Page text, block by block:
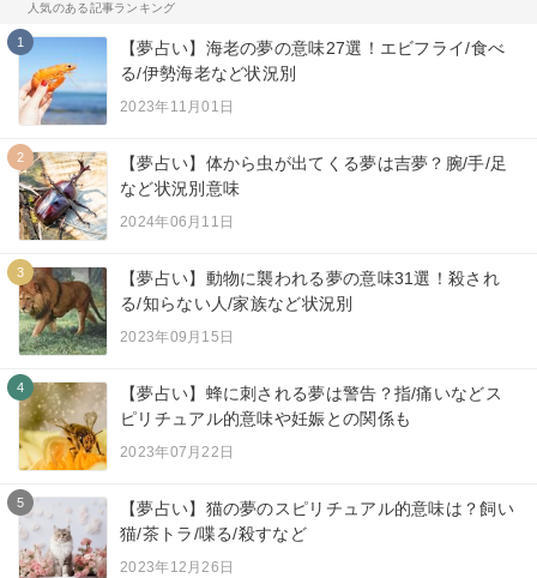
人気のある記事ランキング
1
【夢占い】海老の夢の意味27選！エビフライ/食べ
る/伊勢海老など状況別
2023年11月01日
2
【夢占い】体から虫が出てくる夢は吉夢？腕/手/足
など状況別意味
2024年06月11日
3
【夢占い】動物に襲われる夢の意味31選！殺され
る/知らない人/家族など状況別
2023年09月15日
4
【夢占い】蜂に刺される夢は警告？指/痛いなどス
ピリチュアル的意味や妊娠との関係も
2023年07月22日
5
【夢占い】猫の夢のスピリチュアル的意味は？飼い
猫/茶トラ/喋る/殺すなど
2023年12月26日